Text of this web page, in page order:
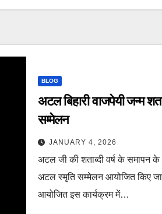
BLOG
अटल बिहारी वाजपेयी जन्म
सम्मेलन
JANUARY 4, 2026
अटल जी की शताब्दी वर्ष के समापन
अटल स्मृति सम्मेलन आयोजित किए जा
आयोजित इस कार्यक्रम में…